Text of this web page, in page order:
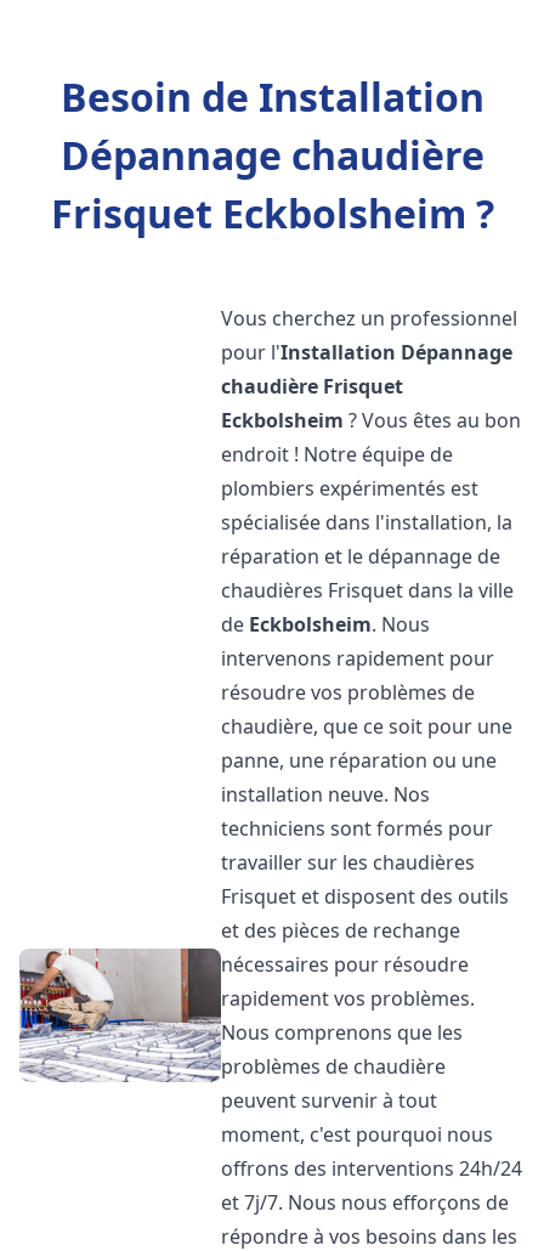
Besoin de Installation
Dépannage chaudière
Frisquet Eckbolsheim ?
Vous cherchez un professionnel
pour l'Installation Dépannage
chaudière Frisquet
Eckbolsheim ? Vous êtes au bon
endroit ! Notre équipe de
plombiers expérimentés est
spécialisée dans l'installation, la
réparation et le dépannage de
chaudières Frisquet dans la ville
de Eckbolsheim. Nous
intervenons rapidement pour
résoudre vos problèmes de
chaudière, que ce soit pour une
panne, une réparation ou une
installation neuve. Nos
techniciens sont formés pour
travailler sur les chaudières
Frisquet et disposent des outils
et des pièces de rechange
nécessaires pour résoudre
rapidement vos problèmes.
Nous comprenons que les
problèmes de chaudière
peuvent survenir à tout
moment, c'est pourquoi nous
offrons des interventions 24h/24
et 7j/7. Nous nous efforçons de
répondre à vos besoins dans les